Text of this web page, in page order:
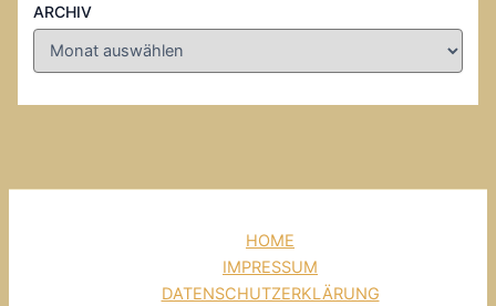
ARCHIV
HOME
IMPRESSUM
DATENSCHUTZERKLÄRUNG